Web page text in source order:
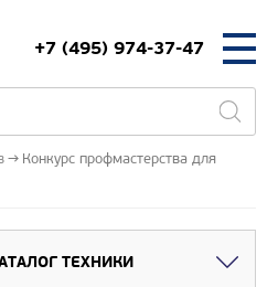
+7 (495) 974-37-47
Конкурс профмастерства для
ТЕХНИКИ